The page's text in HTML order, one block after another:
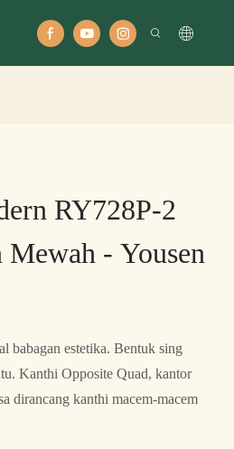
RY728P-2
- Yousen
babagan estetika. Bentuk sing
Kanthi Opposite Quad, kantor
dirancang kanthi macem-macem